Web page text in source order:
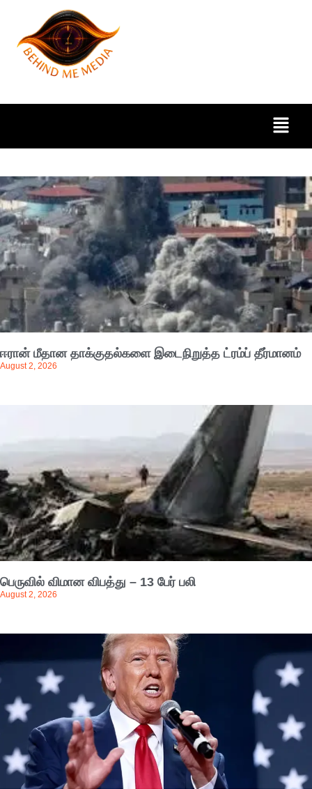
ஈரான் மீதான தாக்குதல்களை இடைநிறுத்த ட்ரம்ப் தீர்மானம்
August 2, 2026
பெருவில் விமான விபத்து – 13 பேர் பலி
August 2, 2026